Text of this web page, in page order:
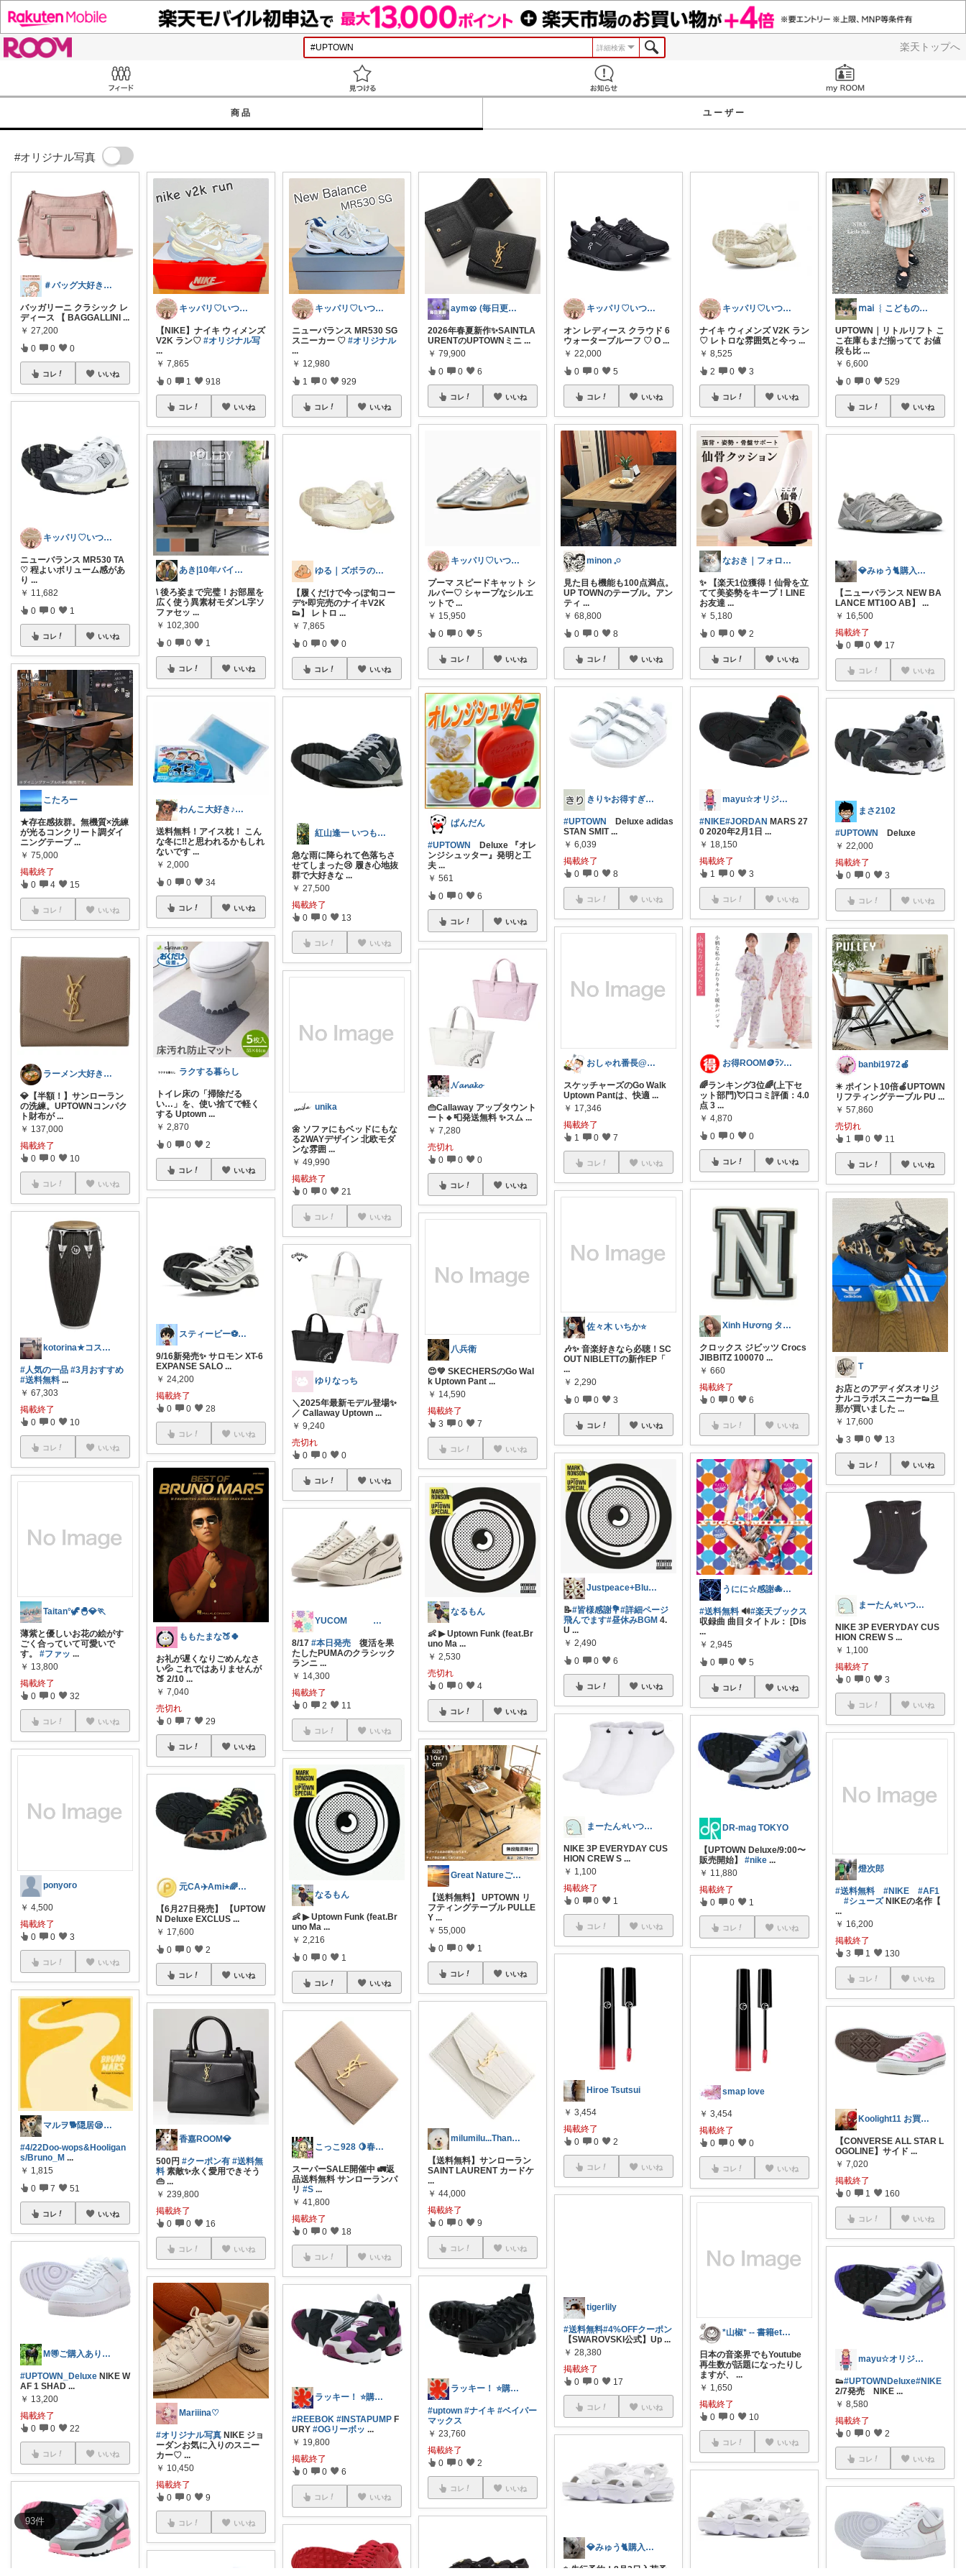
楽天トップへ
詳細検索
商品 ユーザー
#オリジナル写真
93件
＃バッグ大好き＃楽天ルームさぶたん
バッガリーニ クラシック レ
ディース 【 BAGGALLINI ...
￥ 27,200
0 0 0
コレ いいね
キッパリ♡いつもありがとうございます🌸
ニューバランス MR530 TA
♡ 程よいボリューム感があ
り ...
￥ 11,682
0 0 1
コレ いいね
こたろー
★存在感抜群。無機質×洗練
が光るコンクリート調ダイ
ニングテーブ ...
￥ 75,000
掲載終了
0 4 15
コレ いいね
ラーメン大好きケンジさん
​💎【半額！】サンローラン
の洗練。UPTOWNコンパク
ト財布が ...
￥ 137,000
掲載終了
0 0 10
コレ いいね
kotorina★コスメとスイーツ大好き
#人気の一品 #3月おすすめ
#送料無料 ...
￥ 67,303
掲載終了
0 0 10
コレ いいね
Taitan°🦖🐣💎🏃
薄紫と優しいお花の絵がす
ごく合っていて可愛いで
す。 #ファッ ...
￥ 13,800
掲載終了
0 0 32
コレ いいね
ponyoro
￥ 4,500
掲載終了
0 0 3
コレ いいね
マルヲ🐕️隠居😪7月⑤⑩⑮㉕感謝🩷
#4/22Doo-wops&Hooligan
s/Bruno_M ...
￥ 1,815
0 7 51
コレ いいね
M🉐ご購入ありがとうございます🉐
#UPTOWN_Deluxe NIKE W
AF 1 SHAD ...
￥ 13,200
掲載終了
0 0 22
コレ いいね
キッパリ♡いつもありがとうございます🌸
【NIKE】ナイキ ウィメンズ
V2K ラン♡#オリジナル写
...
￥ 7,865
0 1 918
コレ いいね
あき|10年バイヤーの失敗しない家具選び
\ 後ろ姿まで完璧！お部屋を
広く使う異素材モダンL字ソ
ファセッ ...
￥ 102,300
0 0 1
コレ いいね
わんこ大好き♪いつもありがとう🙇‍♀️
送料無料！アイス枕！ こん
な冬に‼️と思われるかもしれ
ないです ...
￥ 2,000
0 0 34
コレ いいね
ラクする暮らし
トイレ床の「掃除だる
い…」を、使い捨てで軽く
する Uptown ...
￥ 2,870
0 0 2
コレ いいね
スティービー⚽3人娘パパ
9/16新発売✨ サロモン XT-6
EXPANSE SALO ...
￥ 24,200
掲載終了
0 0 28
コレ いいね
ももたまな🍑🍀
お礼が遅くなりごめんなさ
い💦 これではありませんが
🍑 2/10 ...
￥ 7,040
売切れ
0 7 29
コレ いいね
元CA✈️Ami⭐︎🌈フォロバします
【6月27日発売】 【UPTOW
N Deluxe EXCLUS ...
￥ 17,600
0 0 2
コレ いいね
香嘉ROOM💎
500円#クーポン有 #送料無
料 素敵✨永く愛用できそう
👜...
￥ 239,800
掲載終了
0 0 16
コレ いいね
Mariiina♡
#オリジナル写真 NIKE ジョ
ーダンお気に入りのスニー
カー♡ ...
￥ 10,450
掲載終了
0 0 9
コレ いいね
キッパリ♡いつもありがとうございます🌸
ニューバランス MR530 SG
スニーカー ♡#オリジナル
...
￥ 12,980
1 0 929
コレ いいね
ゆる｜ズボラのちょいラク暮らし
【履くだけで今っぽ旬コー
デ✨即完売のナイキV2K
👟】 レトロ ...
￥ 7,865
0 0 0
コレ いいね
紅山逢一 いつも ありがとうございます✨
急な雨に降られて色落ちさ
せてしまった😢 履き心地抜
群で大好きな ...
￥ 27,500
掲載終了
0 0 13
コレ いいね
unika
🌼 ソファにもベッドにもな
る2WAYデザイン 北欧モダ
ンな雰囲 ...
￥ 49,990
掲載終了
0 0 21
コレ いいね
ゆりなっち
＼2025年最新モデル登場✨
／ Callaway Uptown ...
￥ 9,240
売切れ
0 0 0
コレ いいね
YUCOM
8/17#本日発売 復活を果
たしたPUMAのクラシック
ランニ ...
￥ 14,300
掲載終了
0 2 11
コレ いいね
なるもん
👶 ▶︎ Uptown Funk (feat.Br
uno Ma ...
￥ 2,216
0 0 1
コレ いいね
こっこ928 🍋春ですね〜🌸
スーパーSALE開催中 🚛返
品送料無料 サンローランパ
リ#S ...
￥ 41,800
掲載終了
0 0 18
コレ いいね
ラッキー！ ⭐️購入、感謝です‼️
#REEBOK #INSTAPUMP F
URY#OGリーボッ ...
￥ 19,800
掲載終了
0 0 6
コレ いいね
aym🥨 (毎日更新してます🙌)
2026年春夏新作✨SAINTLA
URENTのUPTOWNミニ ...
￥ 79,900
0 0 6
コレ いいね
キッパリ♡いつもありがとうございます🌸
プーマ スピードキャット シ
ルバー♡ シャープなシルエ
ットで ...
￥ 15,950
0 0 5
コレ いいね
ぱんだん
#UPTOWN Deluxe 『オレ
ンジシュッター』発明と工
夫 ...
￥ 561
0 0 6
コレ いいね
𝓝𝓪𝓷𝓪𝓴𝓸
👜Callaway アップタウント
ート🔹️📮発送無料 ✨スム ...
￥ 7,280
売切れ
0 0 0
コレ いいね
八兵衛
😍💚 SKECHERSのGo Wal
k Uptown Pant ...
￥ 14,590
掲載終了
3 0 7
コレ いいね
なるもん
👶 ▶︎ Uptown Funk (feat.Br
uno Ma ...
￥ 2,530
売切れ
0 0 4
コレ いいね
Great Natureご購入感謝です。
【送料無料】 UPTOWN リ
フティングテーブル PULLE
Y ...
￥ 55,000
0 0 1
コレ いいね
milumilu...Thanks♡〜
【送料無料】サンローラン
SAINT LAURENT カードケ
...
￥ 44,000
掲載終了
0 0 9
コレ いいね
ラッキー！ ⭐️購入、感謝です‼️
#uptown #ナイキ #ベイパー
マックス
￥ 23,760
掲載終了
0 0 2
コレ いいね
キッパリ♡いつもありがとうございます🌸
オン レディース クラウド 6
ウォータープルーフ ♡ O ...
￥ 22,000
0 0 5
コレ いいね
minon 𓈒𓏸
見た目も機能も100点満点。
UP TOWNのテーブル。アン
ティ ...
￥ 68,800
0 0 8
コレ いいね
きり✨お得すぎる商品＆購入品✨
#UPTOWN Deluxe adidas
STAN SMIT ...
￥ 6,039
掲載終了
0 0 8
コレ いいね
おしゃれ番長@フォローで幸せが訪れます
スケッチャーズのGo Walk
Uptown Pantは、快適 ...
￥ 17,346
掲載終了
1 0 7
コレ いいね
佐々木 いちか⭐️
🎶✨ 音楽好きなら必聴！SC
OUT NIBLETTの新作EP「
...
￥ 2,290
0 0 3
コレ いいね
Justpeace+Blue🌾皆様感謝
📝#皆様感謝💐#詳細ページ
飛んでます#昼休みBGM 4.
U ...
￥ 2,490
0 0 6
コレ いいね
まーたん⭐いつもありがとうございます😊
NIKE 3P EVERYDAY CUS
HION CREW S ...
￥ 1,100
掲載終了
0 0 1
コレ いいね
Hiroe Tsutsui
￥ 3,454
掲載終了
0 0 2
コレ いいね
tigerlily
#送料無料
【SWAROVSKI公式】Up
￥ 28,380
掲載終了
0 0
💎みゅう🐈購入感謝(❀ᴗ͈ˬᴗ͈)⁾
キッパリ♡いつもありがとうございます🌸
ナイキ ウィメンズ V2K ラン
♡ レトロな雰囲気と今っ ...
￥ 8,525
2 0 3
コレ いいね
なおき｜フォロー・いいね・経由購入に感謝
✨ 【楽天1位獲得！仙骨を立
てて美姿勢をキープ！LINE
お友達 ...
￥ 5,180
0 0 2
コレ いいね
mayu☆オリジナル写真多め
#NIKE#JORDAN MARS 27
0 2020年2月1日 ...
￥ 18,150
掲載終了
1 0 3
コレ いいね
お得ROOM🪙ﾗﾝｷﾝｸﾞ上位のご紹介
🌈ランキング3位🌈(上下セ
ット部門)💘口コミ評価：4.0
点 3 ...
￥ 4,870
0 0 0
コレ いいね
Xinh Hương タインフオン
クロックス ジビッツ Crocs
JIBBITZ 100070 ...
￥ 660
掲載終了
0 0 6
コレ いいね
うにに☆感謝🐙マイペースでスローリー
#送料無料 🔊#楽天ブックス
収録曲 曲目タイトル： [Dis
...
￥ 2,945
0 0 5
コレ いいね
DR-mag TOKYO
【UPTOWN Deluxe/9:00〜
販売開始】#nike ...
￥ 11,880
掲載終了
0 0 1
コレ いいね
smap love
￥ 3,454
掲載終了
0 0 0
コレ いいね
*山椒* -- 書籍etc... --
日本の音楽界でもYoutube
再生数が話題になったりし
ますが、
...
￥ 1,650
掲載終了
0 0 10
コレ いいね
𝗆𝖺𝗂 ︴こどものいる暮らし
UPTOWN｜リトルリフト こ
こ在庫もまだ揃ってて お値
段も比 ...
￥ 6,600
0 0 529
コレ いいね
💎みゅう🐈購入感謝(❀ᴗ͈ˬᴗ͈)⁾
【ニューバランス NEW BA
LANCE MT10O AB】
...
￥ 16,500
掲載終了
0 0 17
コレ いいね
まさ2102
#UPTOWN Deluxe
￥ 22,000
掲載終了
0 0 3
コレ いいね
banbi1972🍎
✴️ ポイント10倍🍎UPTOWN
リフティングテーブル PU ...
￥ 57,860
売切れ
1 0 11
コレ いいね
T
お店とのアディダスオリジ
ナルコラボスニーカー👟旦
那が買いました ...
￥ 17,600
3 0 13
コレ いいね
まーたん⭐いつもありがとうございます😊
NIKE 3P EVERYDAY CUS
HION CREW S ...
￥ 1,100
掲載終了
0 0 3
コレ いいね
燈次郎
#送料無料 #NIKE
#AF1
#シューズNIKEの名作【
...
￥ 16,200
掲載終了
3 1 130
コレ いいね
Koolight11 お買い物に感謝‼️
【CONVERSE ALL STAR L
OGOLINE】サイド ...
￥ 7,020
掲載終了
0 1 160
コレ いいね
mayu☆オリジナル写真多め
👟#UPTOWNDeluxe#NIKE
2/7発売 NIKE...
￥ 8,580
掲載終了
0 0 2
コレ いいね